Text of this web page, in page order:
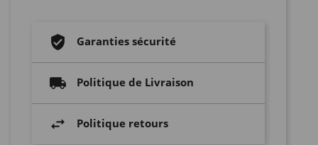
Garanties sécurité
Politique de Livraison
Politique retours